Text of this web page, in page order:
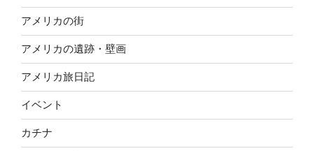
アメリカの街
アメリカの遺跡・壁画
アメリカ旅日記
イベント
カチナ